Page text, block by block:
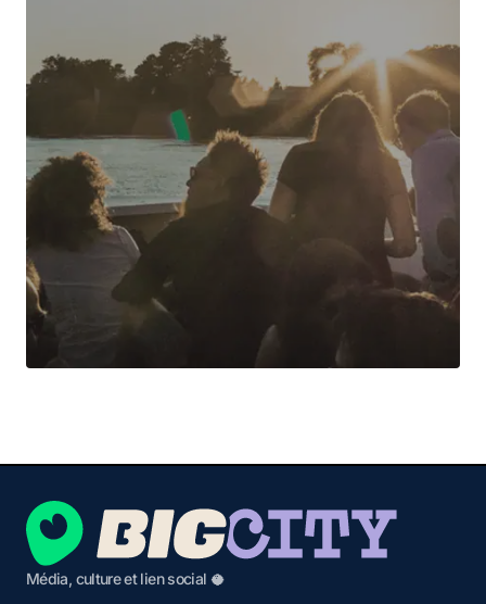
Média, culture et lien social 🥥